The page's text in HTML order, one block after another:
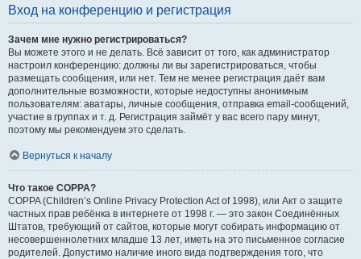
Вход на конференцию и регистрация
Зачем мне нужно регистрироваться?
Вы можете этого и не делать. Всё зависит от того, как администратор
настроил конференцию: должны ли вы зарегистрироваться, чтобы
размещать сообщения, или нет. Тем не менее регистрация даёт вам
дополнительные возможности, которые недоступны анонимным
пользователям: аватары, личные сообщения, отправка email-сообщений,
участие в группах и т. д. Регистрация займёт у вас всего пару минут,
поэтому мы рекомендуем это сделать.
Вернуться к началу
Что такое COPPA?
COPPA (Children’s Online Privacy Protection Act of 1998), или Акт о защите
частных прав ребёнка в интернете от 1998 г. — это закон Соединённых
Штатов, требующий от сайтов, которые могут собирать информацию от
несовершеннолетних младше 13 лет, иметь на это письменное согласие
родителей. Допустимо наличие иного вида подтверждения того, что